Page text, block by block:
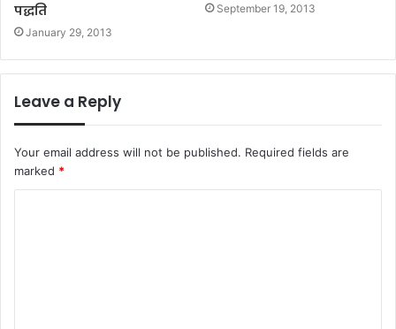
पद्धति
January 29, 2013
September 19, 2013
Leave a Reply
Your email address will not be published. Required fields are
marked *